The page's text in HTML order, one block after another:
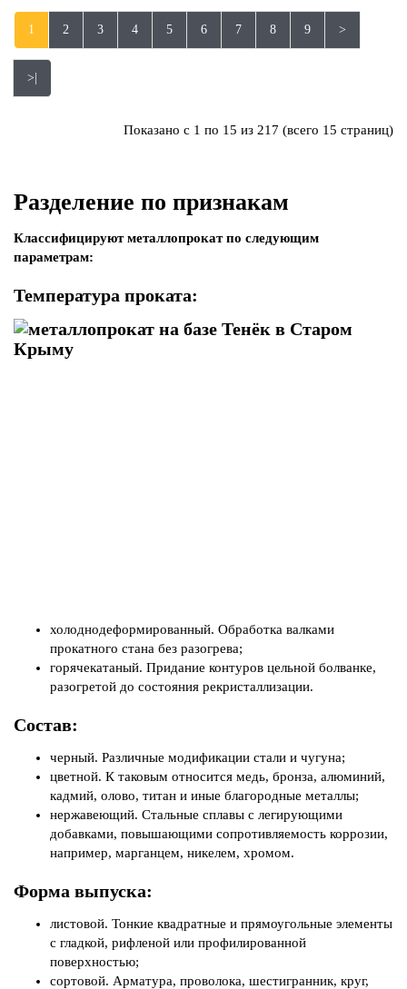
1 2 3 4 5 6 7 8 9 >
>|
Показано с 1 по 15 из 217 (всего 15 страниц)
Разделение по признакам
Классифицируют металлопрокат по следующим
параметрам:
Температура проката:
холоднодеформированный. Обработка валками
прокатного стана без разогрева;
горячекатаный. Придание контуров цельной болванке,
разогретой до состояния рекристаллизации.
Состав:
черный. Различные модификации стали и чугуна;
цветной. К таковым относится медь, бронза, алюминий,
кадмий, олово, титан и иные благородные металлы;
нержавеющий. Стальные сплавы с легирующими
добавками, повышающими сопротивляемость коррозии,
например, марганцем, никелем, хромом.
Форма выпуска:
листовой. Тонкие квадратные и прямоугольные элементы
с гладкой, рифленой или профилированной
поверхностью;
сортовой. Арматура, проволока, шестигранник, круг,